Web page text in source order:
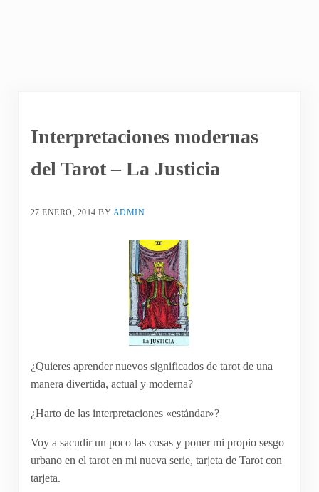
Interpretaciones modernas
del Tarot – La Justicia
27 ENERO, 2014 BY ADMIN
¿Quieres aprender nuevos significados de tarot de una
manera divertida, actual y moderna?
¿Harto de las interpretaciones «estándar»?
Voy a sacudir un poco las cosas y poner mi propio sesgo
urbano en el tarot en mi nueva serie, tarjeta de Tarot con
tarjeta.